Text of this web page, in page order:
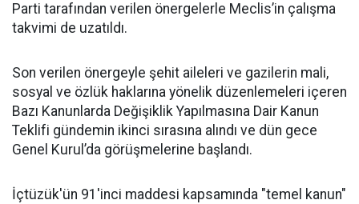
Parti tarafından verilen önergelerle Meclis’in çalışma
takvimi de uzatıldı.
Son verilen önergeyle şehit aileleri ve gazilerin mali,
sosyal ve özlük haklarına yönelik düzenlemeleri içeren
Bazı Kanunlarda Değişiklik Yapılmasına Dair Kanun
Teklifi gündemin ikinci sırasına alındı ve dün gece
Genel Kurul’da görüşmelerine başlandı.
İçtüzük'ün 91'inci maddesi kapsamında "temel kanun"